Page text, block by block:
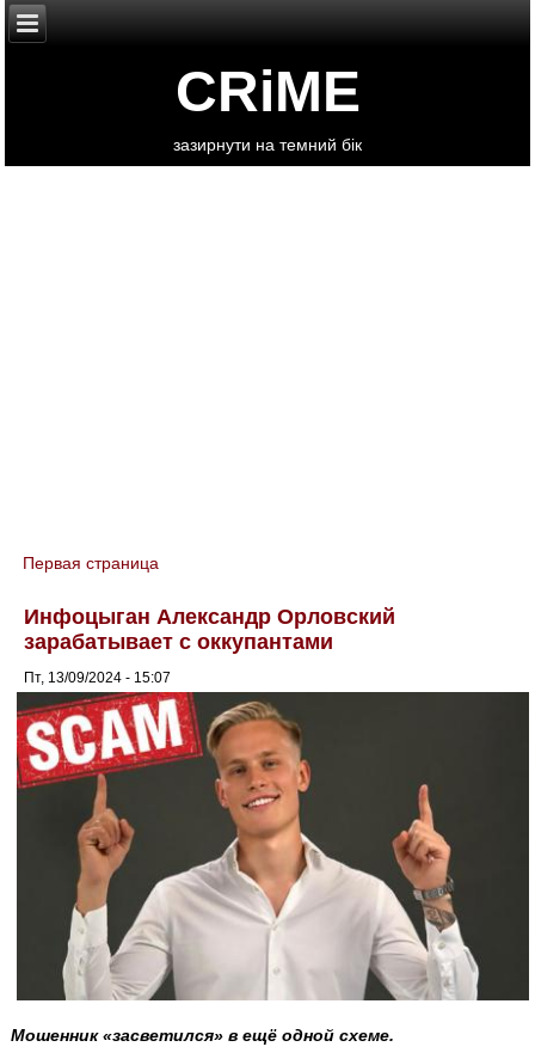
CRiME
зазирнути на темний бік
You are here
Первая страница
Инфоцыган Александр Орловский
зарабатывает с оккупантами
Пт, 13/09/2024 - 15:07
Мошенник «засветился» в ещё одной схеме.